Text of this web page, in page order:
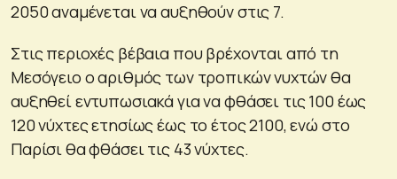
2050 αναμένεται να αυξηθούν στις 7.
Στις περιοχές βέβαια που βρέχονται από τη
Μεσόγειο ο αριθμός των τροπικών νυχτών θα
αυξηθεί εντυπωσιακά για να φθάσει τις 100 έως
120 νύχτες ετησίως έως το έτος 2100, ενώ στο
Παρίσι θα φθάσει τις 43 νύχτες.